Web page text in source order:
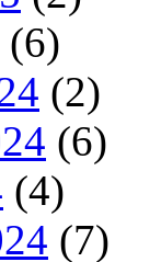
(6)
(2)
(6)
(4)
(7)